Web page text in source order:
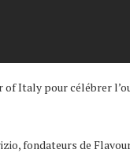
of Italy pour célébrer
fondateurs de